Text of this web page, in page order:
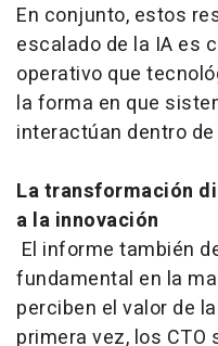
En conjunto, estos
escalado de la IA es
operativo que
la forma en que
interactúan dentro
La transformación
a la innovación
El informe también
fundamental en la
perciben el valor de
primera vez, los CTO